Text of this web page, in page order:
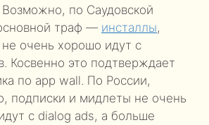
Возможно, по Саудовской
траф — инсталлы,
очень хорошо идут с
Косвенно это подтверждает
по app wall. По России,
подписки и мидлеты не очень
с dialog ads, а больше